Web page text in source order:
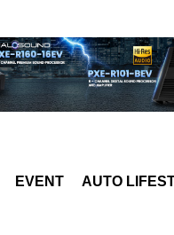
EVENT AUTO